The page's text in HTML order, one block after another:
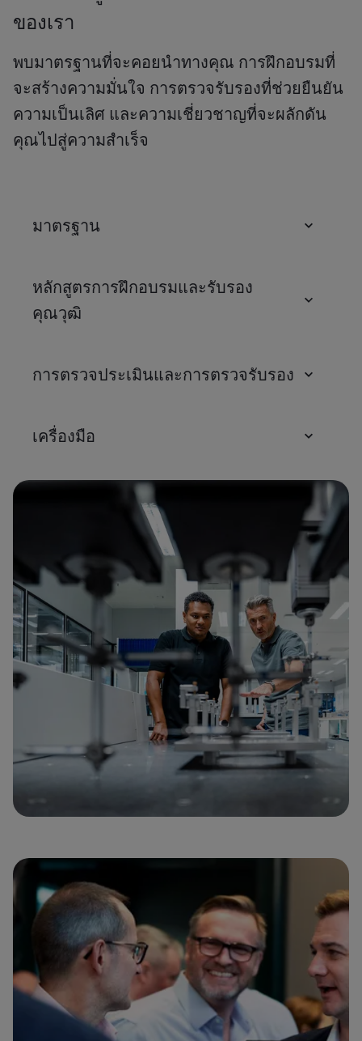
ของเรา
พบมาตรฐานที่จะคอยนำทางคุณ การฝึกอบรมที่
จะสร้างความมั่นใจ การตรวจรับรองที่ช่วยยืนยัน
ความเป็นเลิศ และความเชี่ยวชาญที่จะผลักดัน
คุณไปสู่ความสำเร็จ
มาตรฐาน
หลักสูตรการฝึกอบรมและรับรอง
คุณวุฒิ
การตรวจประเมินและการตรวจรับรอง
เครื่องมือ